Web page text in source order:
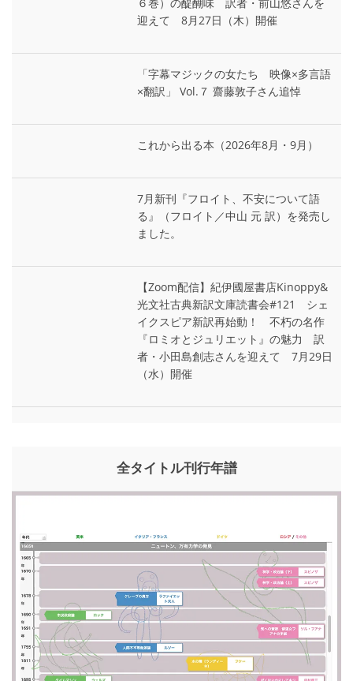
迎えて 8月27日（木）開催
「字幕マジックの女たち 映像×多言語
×翻訳」 Vol.７ 齋藤敦子さん追悼
これから出る本（2026年8月・9月）
7月新刊『フロイト、不安について語
る』（フロイト／中山 元 訳）を発売し
ました。
【Zoom配信】紀伊國屋書店Kinoppy&
光文社古典新訳文庫読書会#121 シェ
イクスピア新訳再始動！ 不朽の名作
『ロミオとジュリエット』の魅力 訳
者・小田島創志さんを迎えて 7月29日
（水）開催
全タイトル刊行年譜